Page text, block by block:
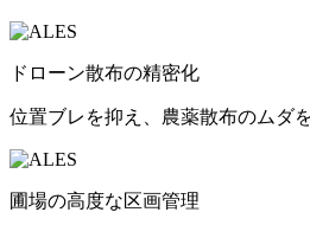
ドローン散布の精密化
位置ブレを抑え、農薬散布のムダを
圃場の高度な区画管理